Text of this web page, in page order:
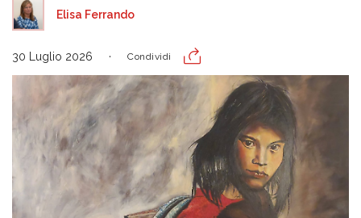
Elisa Ferrando
30 Luglio 2026 Condividi